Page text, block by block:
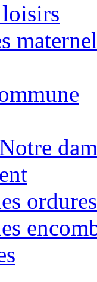
ordures